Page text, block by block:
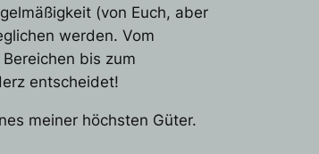
(von Euch, aber
werden. Vom
bis zum
entscheidet!
meiner höchsten Güter.